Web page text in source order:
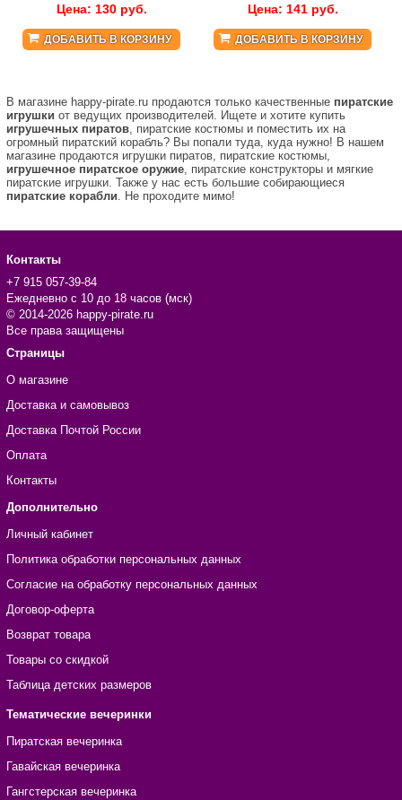
Цена: 130руб.
ДОБАВИТЬ В КОРЗИНУ
Цена: 141руб.
ДОБАВИТЬ В КОРЗИНУ
В магазине happy-pirate.ru продаются только качественные пиратские
игрушки от ведущих производителей. Ищете и хотите купить
игрушечных пиратов, пиратские костюмы и поместить их на
огромный пиратский корабль? Вы попали туда, куда нужно! В нашем
магазине продаются игрушки пиратов, пиратские костюмы,
игрушечное пиратское оружие, пиратские конструкторы и мягкие
пиратские игрушки. Также у нас есть большие собирающиеся
пиратские корабли. Не проходите мимо!
Контакты
+7 915 057-39-84
Ежедневно с 10 до 18 часов (мск)
© 2014-2026 happy-pirate.ru
Все права защищены
Страницы
О магазине
Доставка и самовывоз
Доставка Почтой России
Оплата
Контакты
Дополнительно
Личный кабинет
Политика обработки персональных данных
Согласие на обработку персональных данных
Договор-оферта
Возврат товара
Товары со скидкой
Таблица детских размеров
Тематические вечеринки
Пиратская вечеринка
Гавайская вечеринка
Гангстерская вечеринка